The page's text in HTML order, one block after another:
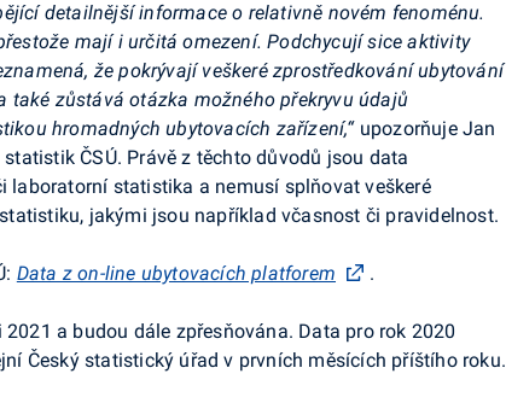
detailnější informace o relativně novém fenoménu.
mají i určitá omezení. Podchycují sice aktivity
že pokrývají veškeré zprostředkování ubytování
také zůstává otázka možného překryvu údajů
hromadných ubytovacích zařízení,“upozorňuje Jan
ČSÚ. Právě z těchto důvodů jsou data
laboratorní statistika a nemusí splňovat veškeré
jakými jsou například včasnost či pravidelnost.
Data z on-line ubytovacích platforem .
a budou dále zpřesňována. Data pro rok 2020
Český statistický úřad v prvních měsících příštího roku.